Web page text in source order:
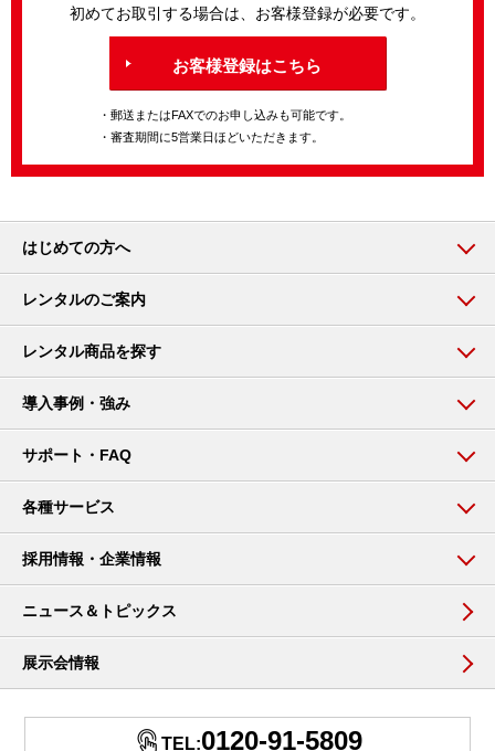
初めてお取引する場合は、お客様登録が必要です。
お客様登録はこちら
・郵送またはFAXでのお申し込みも可能です。
・審査期間に5営業日ほどいただきます。
はじめての方へ
レンタルのご案内
レンタル商品を探す
導入事例・強み
サポート・FAQ
各種サービス
採用情報・企業情報
ニュース＆トピックス
展示会情報
TEL:0120-91-5809